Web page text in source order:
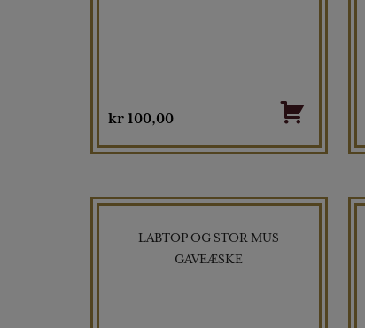
kr 100,00
LABTOP OG STOR MUS
GAVEÆSKE